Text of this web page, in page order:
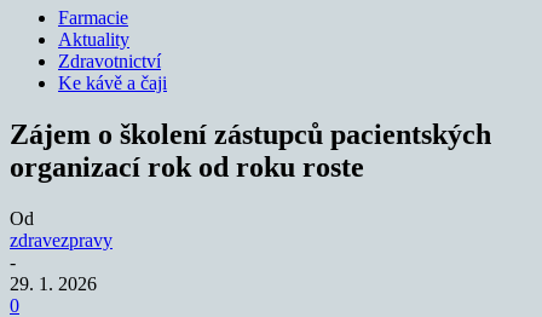
Farmacie
Aktuality
Zdravotnictví
Ke kávě a čaji
Zájem o školení zástupců pacientských
organizací rok od roku roste
Od
zdravezpravy
-
29. 1. 2026
0